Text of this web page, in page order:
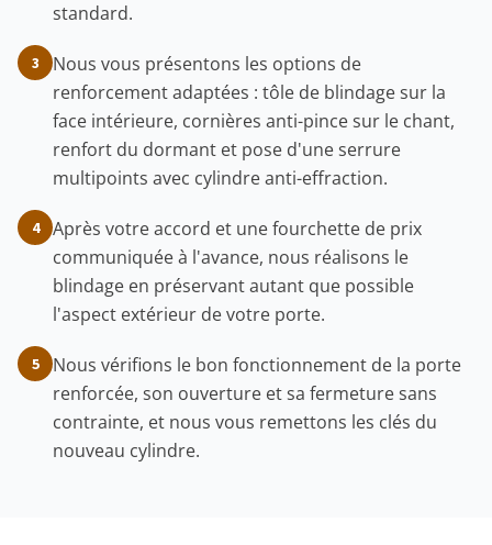
standard.
3
Nous vous présentons les options de
renforcement adaptées : tôle de blindage sur la
face intérieure, cornières anti-pince sur le chant,
renfort du dormant et pose d'une serrure
multipoints avec cylindre anti-effraction.
4
Après votre accord et une fourchette de prix
communiquée à l'avance, nous réalisons le
blindage en préservant autant que possible
l'aspect extérieur de votre porte.
5
Nous vérifions le bon fonctionnement de la porte
renforcée, son ouverture et sa fermeture sans
contrainte, et nous vous remettons les clés du
nouveau cylindre.